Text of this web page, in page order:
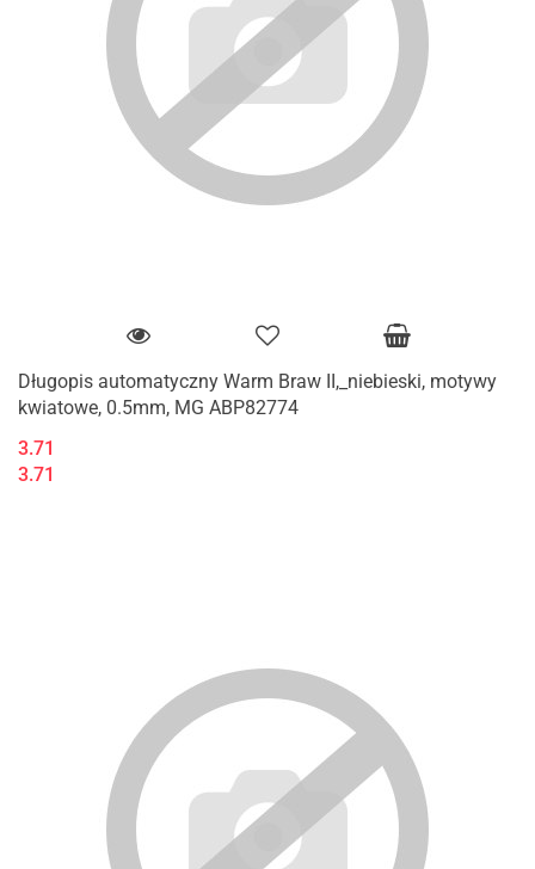
Długopis automatyczny Warm Braw II,_niebieski, motywy
kwiatowe, 0.5mm, MG ABP82774
3.71
3.71